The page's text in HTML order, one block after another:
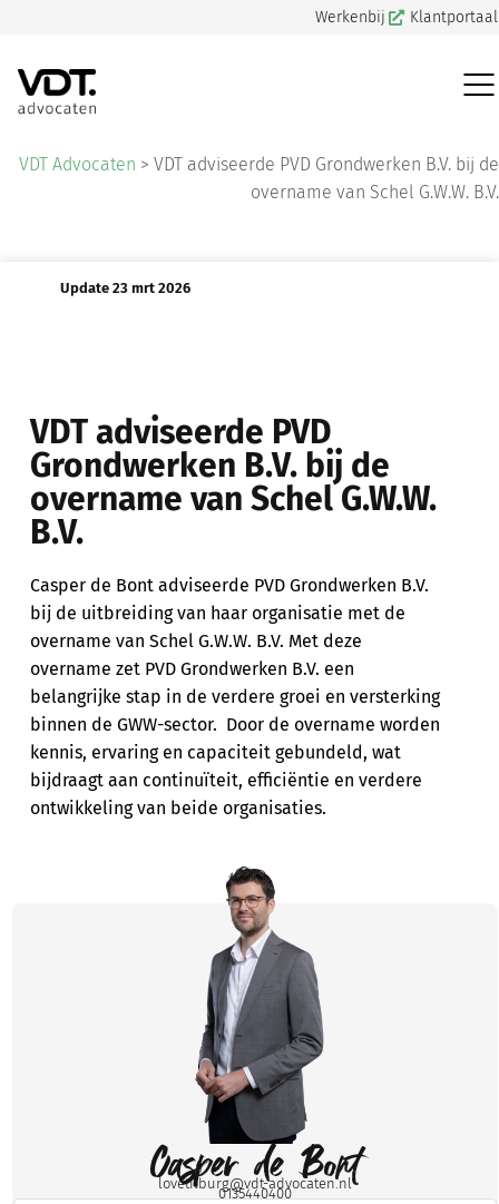
Werkenbij Klantportaal
VDT Advocaten > VDT adviseerde PVD Grondwerken B.V. bij de
overname van Schel G.W.W. B.V.
Update 23 mrt 2026
VDT adviseerde PVD
Grondwerken B.V. bij de
overname van Schel G.W.W.
B.V.
Casper de Bont adviseerde PVD Grondwerken B.V.
bij de uitbreiding van haar organisatie met de
overname van Schel G.W.W. B.V. Met deze
overname zet PVD Grondwerken B.V. een
belangrijke stap in de verdere groei en versterking
binnen de GWW-sector. Door de overname worden
kennis, ervaring en capaciteit gebundeld, wat
bijdraagt aan continuïteit, efficiëntie en verdere
ontwikkeling van beide organisaties.
Casper de Bont
lovetilburg@vdt-advocaten.nl
0135440400